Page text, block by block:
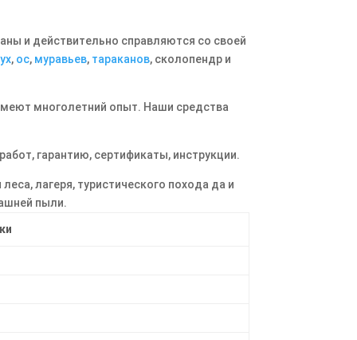
и действительно справляются со своей
, ос, муравьев, тараканов, сколопендр и
многолетний опыт. Наши средства
гарантию, сертификаты, инструкции.
лагеря, туристического похода да и
пыли.